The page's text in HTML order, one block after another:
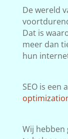
De wereld
Dat is
meer dan
hun
SEO is een
Wij hebben